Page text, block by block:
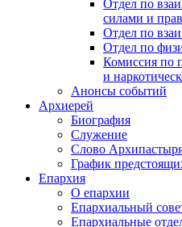
Отдел по
силами и
Отдел по
Отдел по
Комиссия по
и
Анонсы событий
Архиерей
Биография
Служение
Слово
График
Епархия
О епархии
Епархиальный
Епархиальные